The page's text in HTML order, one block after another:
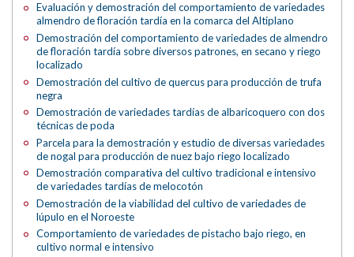
Evaluación y demostración del comportamiento de variedades
almendro de floración tardía en la comarca del Altiplano
Demostración del comportamiento de variedades de almendro
de floración tardía sobre diversos patrones, en secano y riego
localizado
Demostración del cultivo de quercus para producción de trufa
negra
Demostración de variedades tardías de albaricoquero con dos
técnicas de poda
Parcela para la demostración y estudio de diversas variedades
de nogal para producción de nuez bajo riego localizado
Demostración comparativa del cultivo tradicional e intensivo
de variedades tardías de melocotón
Demostración de la viabilidad del cultivo de variedades de
lúpulo en el Noroeste
Comportamiento de variedades de pistacho bajo riego, en
cultivo normal e intensivo